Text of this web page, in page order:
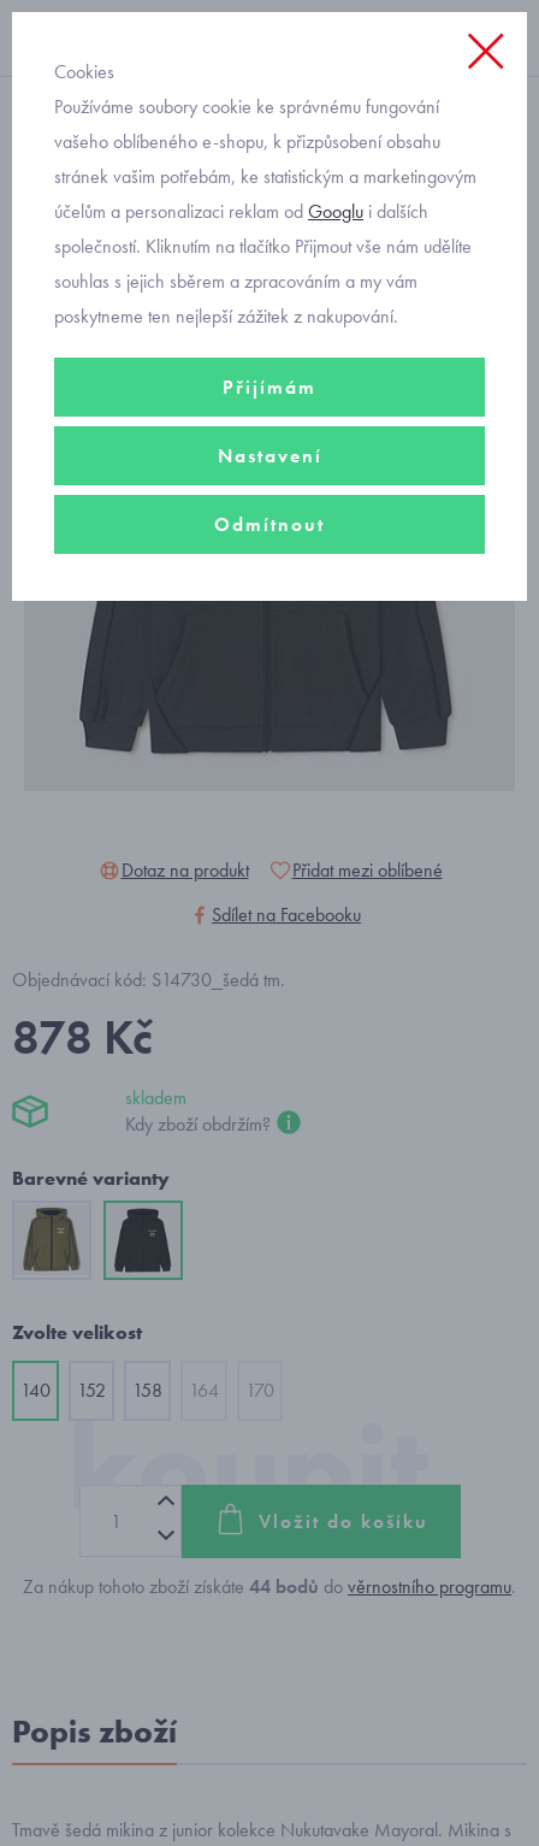
na zip s kapucí
chlapecká sportovní mikina
na zip Mayoral 6410-70
Dotaz na produkt
Přidat mezi oblíbené
Sdílet na Facebooku
Objednávací kód: S14730_šedá tm.
878 Kč
skladem
Kdy zboží obdržím?
Barevné varianty
Zvolte velikost
140 152 158 164 170
Vložit do košíku
Za nákup tohoto zboží získáte 44 bodů dověrnostního programu.
Popis zboží
Tmavě šedá mikina z junior kolekce Nukutavake Mayoral. Mikina s
Cookies
Používáme soubory cookie ke správnému fungování
vašeho oblíbeného e-shopu, k přizpůsobení obsahu
stránek vašim potřebám, ke statistickým a marketingovým
účelům a personalizaci reklam odGooglu i dalších
společností. Kliknutím na tlačítko Přijmout vše nám udělíte
souhlas s jejich sběrem a zpracováním a my vám
poskytneme ten nejlepší zážitek z nakupování.
Přijímám
Nastavení
Odmítnout